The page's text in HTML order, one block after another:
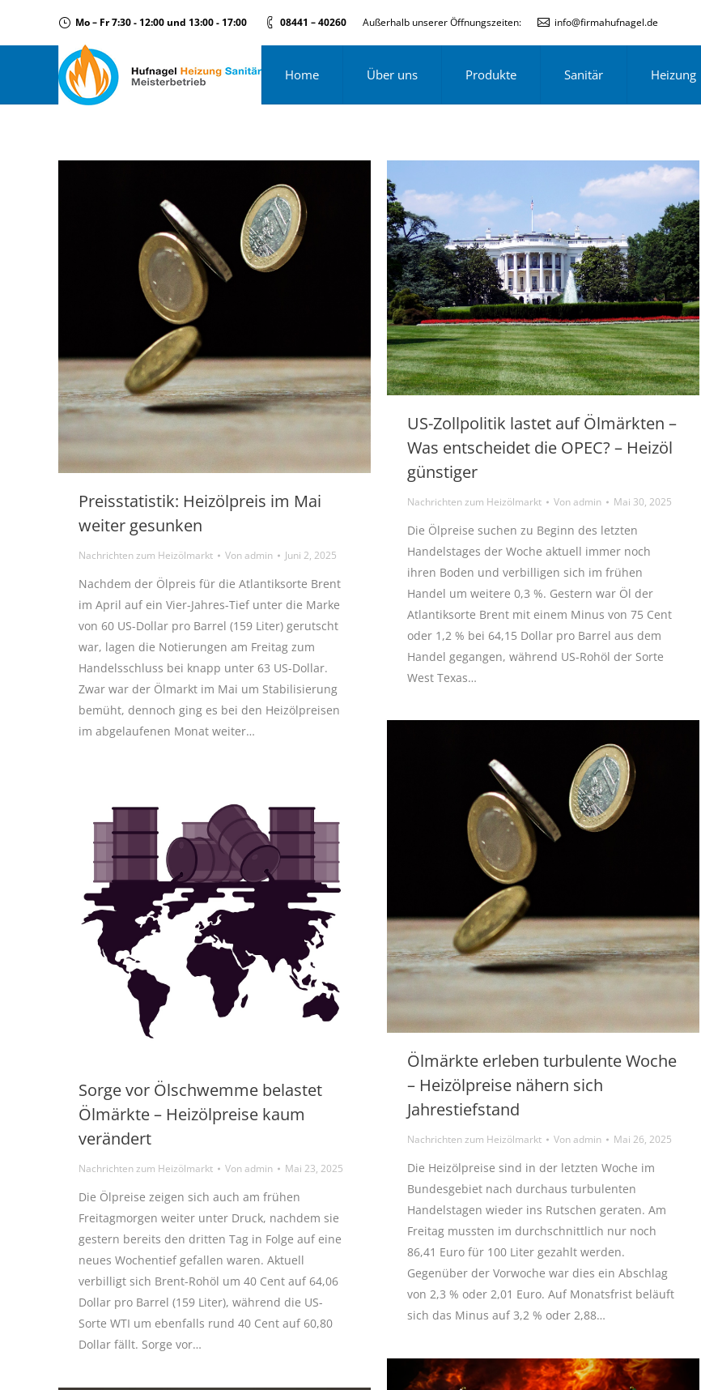
Mo – Fr 7:30 - 12:00 und 13:00 - 17:00 08441 – 40260 Außerhalb unserer Öffnungszeiten: info@firmahufnagel.de
Home Über uns Produkte Sanitär Heizung
Preisstatistik: Heizölpreis im Mai
weiter gesunken
Nachrichten zum Heizölmarkt Vonadmin Juni 2, 2025
Nachdem der Ölpreis für die Atlantiksorte Brent
im April auf ein Vier-Jahres-Tief unter die Marke
von 60 US-Dollar pro Barrel (159 Liter) gerutscht
war, lagen die Notierungen am Freitag zum
Handelsschluss bei knapp unter 63 US-Dollar.
Zwar war der Ölmarkt im Mai um Stabilisierung
bemüht, dennoch ging es bei den Heizölpreisen
im abgelaufenen Monat weiter…
US-Zollpolitik lastet auf Ölmärkten –
Was entscheidet die OPEC? – Heizöl
günstiger
Nachrichten zum Heizölmarkt Vonadmin Mai 30, 2025
Die Ölpreise suchen zu Beginn des letzten
Handelstages der Woche aktuell immer noch
ihren Boden und verbilligen sich im frühen
Handel um weitere 0,3 %. Gestern war Öl der
Atlantiksorte Brent mit einem Minus von 75 Cent
oder 1,2 % bei 64,15 Dollar pro Barrel aus dem
Handel gegangen, während US-Rohöl der Sorte
West Texas…
Ölmärkte erleben turbulente Woche
– Heizölpreise nähern sich
Jahrestiefstand
Nachrichten zum Heizölmarkt Vonadmin Mai 26, 2025
Die Heizölpreise sind in der letzten Woche im
Bundesgebiet nach durchaus turbulenten
Handelstagen wieder ins Rutschen geraten. Am
Freitag mussten im durchschnittlich nur noch
86,41 Euro für 100 Liter gezahlt werden.
Gegenüber der Vorwoche war dies ein Abschlag
von 2,3 % oder 2,01 Euro. Auf Monatsfrist beläuft
sich das Minus auf 3,2 % oder 2,88…
Sorge vor Ölschwemme belastet
Ölmärkte – Heizölpreise kaum
verändert
Nachrichten zum Heizölmarkt Vonadmin Mai 23, 2025
Die Ölpreise zeigen sich auch am frühen
Freitagmorgen weiter unter Druck, nachdem sie
gestern bereits den dritten Tag in Folge auf eine
neues Wochentief gefallen waren. Aktuell
verbilligt sich Brent-Rohöl um 40 Cent auf 64,06
Dollar pro Barrel (159 Liter), während die US-
Sorte WTI um ebenfalls rund 40 Cent auf 60,80
Dollar fällt. Sorge vor…